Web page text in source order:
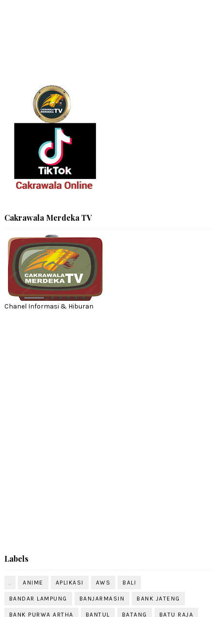
Cakrawala Merdeka TV
Chanel Informasi & Hiburan
Labels
. ANIME APLIKASI AWS BALI
BANDAR LAMPUNG BANJARMASIN BANK JATENG
BANK PURWA ARTHA BANTUL BATANG BATU RAJA